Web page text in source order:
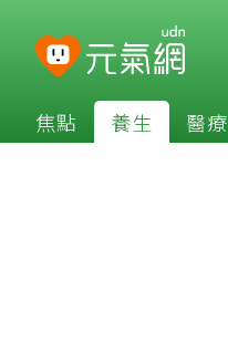
焦點 養生 醫療